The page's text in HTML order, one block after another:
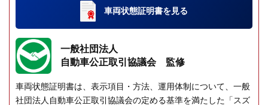
車両状態証明書を見る
一般社団法人
自動車公正取引協議会 監修
車両状態証明書は、表示項目・方法、運用体制について、一般
社団法人自動車公正取引協議会の定める基準を満たした「スズ